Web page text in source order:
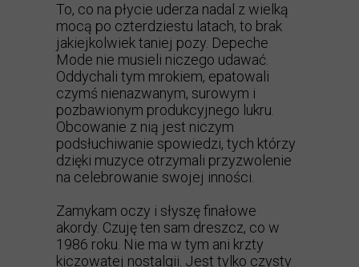
To, co na płycie uderza nadal z wielką
mocą po czterdziestu latach, to brak
jakiejkolwiek taniej pozy. Depeche
Mode nie musieli niczego udawać.
Oddychali tym mrokiem, epatowali
czymś nienazwanym, surowym i
pozbawionym produkcyjnego lukru.
Obcowanie z nią jest niczym
podsłuchiwanie spowiedzi, tych którzy
dzięki muzyce otrzymali przyzwolenie
na celebrowanie swojej inności.
Zamykam oczy i słyszę finałowe
akordy. Czuję ten sam dreszcz, co w
1986 roku. Nie ma w tym ani krzty
kiczowatej nostalgii. Jest tylko czysty